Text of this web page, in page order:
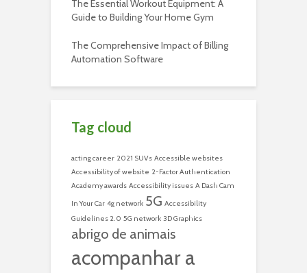
The Essential Workout Equipment: A
Guide to Building Your Home Gym
The Comprehensive Impact of Billing
Automation Software
Tag cloud
acting career 2021 SUVs Accessible websites
Accessibility of website 2-Factor Authentication
Academy awards Accessibility issues A Dash Cam
In Your Car 4g network 5G Accessibility
Guidelines 2.0 5G network 3D Graphics
abrigo de animais
acompanhar a